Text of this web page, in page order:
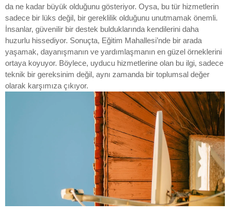
da ne kadar büyük olduğunu gösteriyor. Oysa, bu tür hizmetlerin
sadece bir lüks değil, bir gereklilik olduğunu unutmamak önemli.
İnsanlar, güvenilir bir destek bulduklarında kendilerini daha
huzurlu hissediyor. Sonuçta, Eğitim Mahallesi’nde bir arada
yaşamak, dayanışmanın ve yardımlaşmanın en güzel örneklerini
ortaya koyuyor. Böylece, uyducu hizmetlerine olan bu ilgi, sadece
teknik bir gereksinim değil, aynı zamanda bir toplumsal değer
olarak karşımıza çıkıyor.